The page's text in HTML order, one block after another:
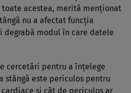
acestea, merită menționat
nu a afectat funcția
modul în care datele
cercetări pentru a înțelege
stângă este periculos pentru
și cât de periculos ar